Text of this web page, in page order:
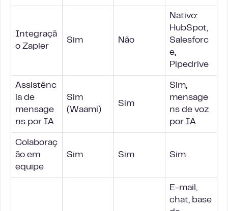
Integraçã
o Zapier
Sim Não
Nativo:
HubSpot,
Salesforc
e,
Pipedrive
Assistênc
ia de
mensage
ns por IA
Sim
(Waami)
Sim
Sim,
mensage
ns de voz
por IA
Colaboraç
ão em
equipe
Sim Sim Sim
E-mail,
chat, base